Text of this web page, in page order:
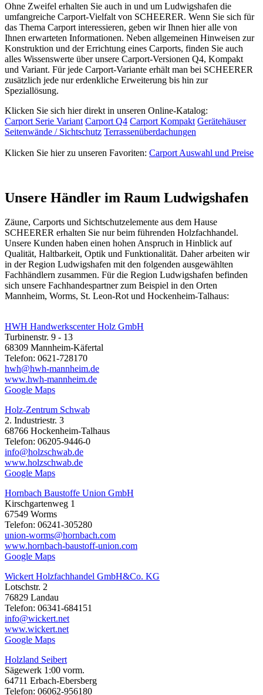
Ohne Zweifel erhalten Sie auch in und um Ludwigshafen die
umfangreiche Carport-Vielfalt von SCHEERER. Wenn Sie sich für
das Thema Carport interessieren, geben wir Ihnen hier alle von
Ihnen erwarteten Informationen. Neben allgemeinen Hinweisen zur
Konstruktion und der Errichtung eines Carports, finden Sie auch
alles Wissenswerte über unsere Carport-Versionen Q4, Kompakt
und Variant. Für jede Carport-Variante erhält man bei SCHEERER
zusätzlich jede nur erdenkliche Erweiterung bis hin zur
Speziallösung.
Klicken Sie sich hier direkt in unseren Online-Katalog:
Carport Serie Variant Carport Q4 Carport Kompakt Gerätehäuser
Seitenwände / Sichtschutz Terrassenüberdachungen
Klicken Sie hier zu unseren Favoriten: Carport Auswahl und Preise
Unsere Händler im Raum Ludwigshafen
Zäune, Carports und Sichtschutzelemente aus dem Hause
SCHEERER erhalten Sie nur beim führenden Holzfachhandel.
Unsere Kunden haben einen hohen Anspruch in Hinblick auf
Qualität, Haltbarkeit, Optik und Funktionalität. Daher arbeiten wir
in der Region Ludwigshafen mit den folgenden ausgewählten
Fachhändlern zusammen. Für die Region Ludwigshafen befinden
sich unsere Fachhandespartner zum Beispiel in den Orten
Mannheim, Worms, St. Leon-Rot und Hockenheim-Talhaus:
HWH Handwerkscenter Holz GmbH
Turbinenstr. 9 - 13
68309 Mannheim-Käfertal
Telefon: 0621-728170
hwh@hwh-mannheim.de
www.hwh-mannheim.de
Google Maps
Holz-Zentrum Schwab
2. Industriestr. 3
68766 Hockenheim-Talhaus
Telefon: 06205-9446-0
info@holzschwab.de
www.holzschwab.de
Google Maps
Hornbach Baustoffe Union GmbH
Kirschgartenweg 1
67549 Worms
Telefon: 06241-305280
union-worms@hornbach.com
www.hornbach-baustoff-union.com
Google Maps
Wickert Holzfachhandel GmbH&Co. KG
Lotschstr. 2
76829 Landau
Telefon: 06341-684151
info@wickert.net
www.wickert.net
Google Maps
Holzland Seibert
Sägewerk 1:00 vorm.
64711 Erbach-Ebersberg
Telefon: 06062-956180